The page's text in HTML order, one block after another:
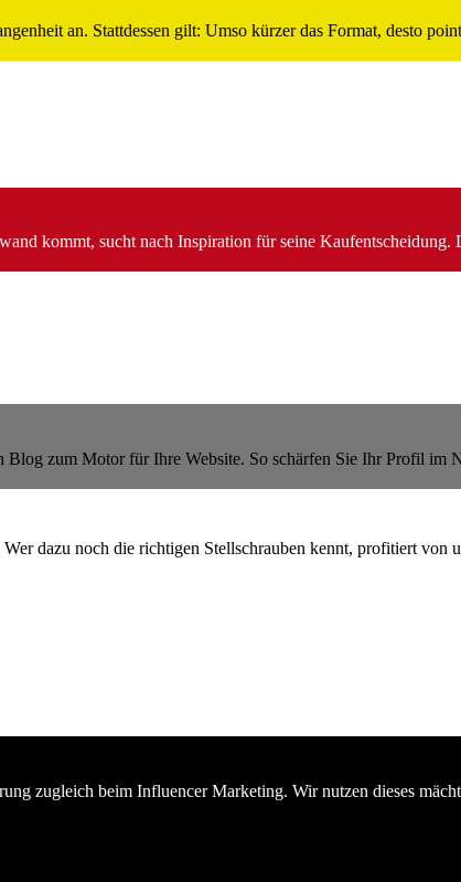
an. Stattdessen gilt: Umso kürzer das Format, desto
kommt, sucht nach Inspiration für seine Kaufentscheidung.
zum Motor für Ihre Website. So schärfen Sie Ihr Profil im
dazu noch die richtigen Stellschrauben kennt, profitiert von
zugleich beim Influencer Marketing. Wir nutzen dieses